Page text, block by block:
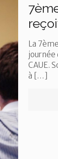
La
journée
CAUE.
à […]